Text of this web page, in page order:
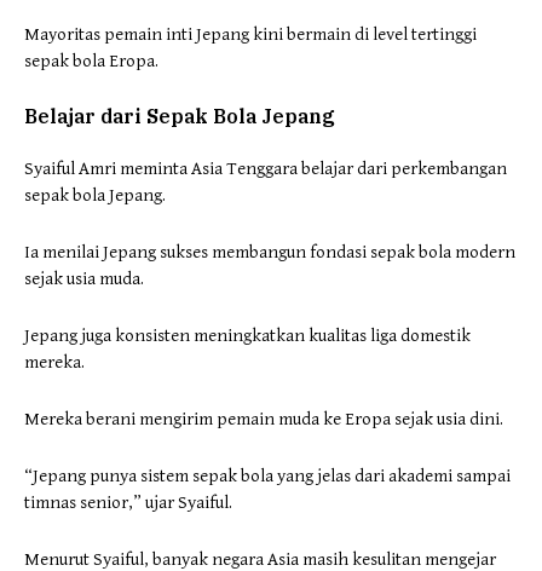
Mayoritas pemain inti Jepang kini bermain di level tertinggi
sepak bola Eropa.
Belajar dari Sepak Bola Jepang
Syaiful Amri meminta Asia Tenggara belajar dari perkembangan
sepak bola Jepang.
Ia menilai Jepang sukses membangun fondasi sepak bola modern
sejak usia muda.
Jepang juga konsisten meningkatkan kualitas liga domestik
mereka.
Mereka berani mengirim pemain muda ke Eropa sejak usia dini.
“Jepang punya sistem sepak bola yang jelas dari akademi sampai
timnas senior,” ujar Syaiful.
Menurut Syaiful, banyak negara Asia masih kesulitan mengejar